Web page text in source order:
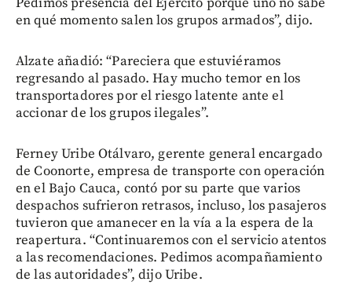
en qué momento salen los grupos armados”, dijo.
Alzate añadió: “Pareciera que estuviéramos
regresando al pasado. Hay mucho temor en los
transportadores por el riesgo latente ante el
accionar de los grupos ilegales”.
Ferney Uribe Otálvaro, gerente general encargado
de Coonorte, empresa de transporte con operación
en el Bajo Cauca, contó por su parte que varios
despachos sufrieron retrasos, incluso, los pasajeros
tuvieron que amanecer en la vía a la espera de la
reapertura. “Continuaremos con el servicio atentos
a las recomendaciones. Pedimos acompañamiento
de las autoridades”, dijo Uribe.